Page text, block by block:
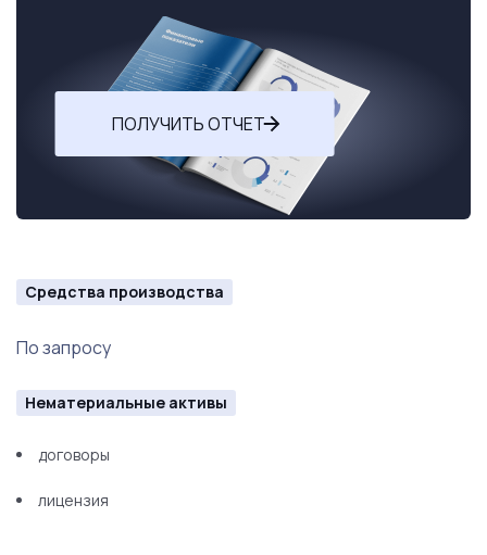
ПОЛУЧИТЬ ОТЧЕТ
Средства производства
По запросу
Нематериальные активы
договоры
лицензия